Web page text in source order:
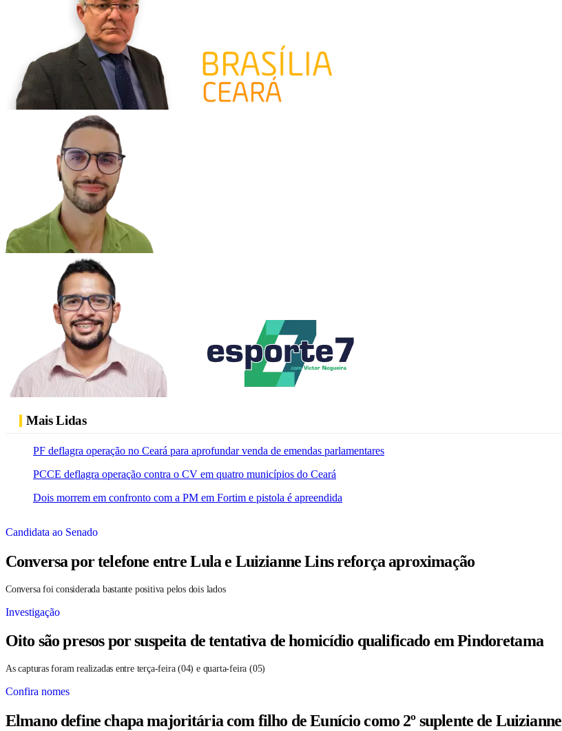
Mais Lidas
PF deflagra operação no Ceará para aprofundar venda de emendas parlamentares
PCCE deflagra operação contra o CV em quatro municípios do Ceará
Dois morrem em confronto com a PM em Fortim e pistola é apreendida
Candidata ao Senado
Conversa por telefone entre Lula e Luizianne Lins reforça aproximação
Conversa foi considerada bastante positiva pelos dois lados
Investigação
Oito são presos por suspeita de tentativa de homicídio qualificado em Pindoretama
As capturas foram realizadas entre terça-feira (04) e quarta-feira (05)
Confira nomes
Elmano define chapa majoritária com filho de Eunício como 2º suplente de Luizianne